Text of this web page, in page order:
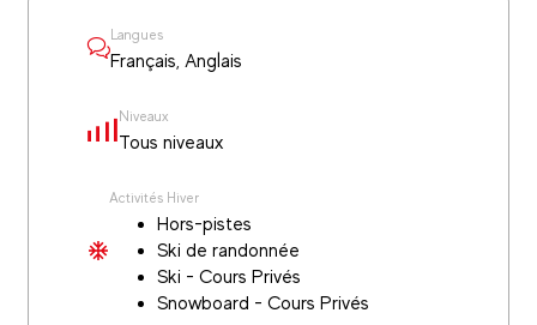
Langues
Français, Anglais
Niveaux
Tous niveaux
Activités Hiver
Hors-pistes
Ski de randonnée
Ski - Cours Privés
Snowboard - Cours Privés